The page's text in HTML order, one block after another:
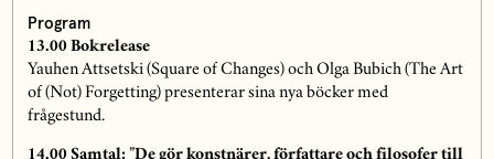
Program
13.00 Bokrelease
Yauhen Attsetski (Square of Changes) och Olga Bubich (The Art
of (Not) Forgetting) presenterar sina nya böcker med
frågestund.
14.00 Samtal: ”De gör konstnärer, författare och filosofer till